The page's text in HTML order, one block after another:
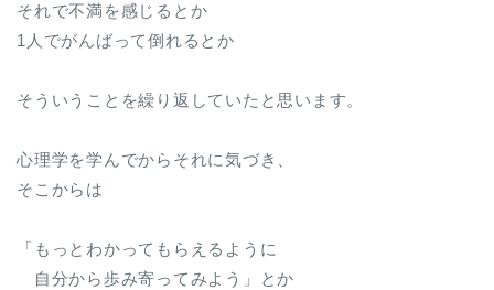
それで不満を感じるとか
1人でがんばって倒れるとか
そういうことを繰り返していたと思います。
心理学を学んでからそれに気づき、
そこからは
「もっとわかってもらえるように
自分から歩み寄ってみよう」とか